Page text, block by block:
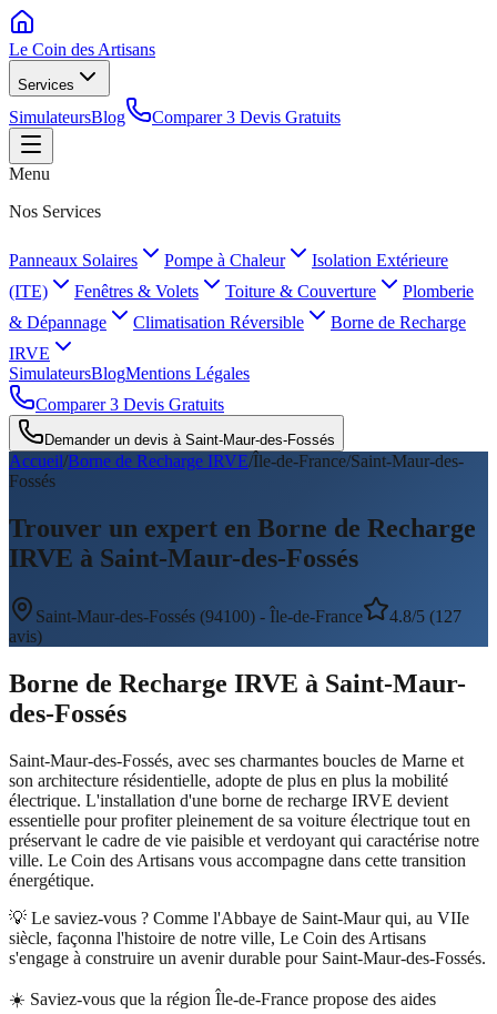
Le Coin des Artisans
Services
SimulateursBlog Comparer 3 Devis Gratuits
Menu
Nos Services
Panneaux Solaires Pompe à Chaleur
Isolation Extérieure
(ITE)
Fenêtres & Volets Toiture & Couverture
Plomberie
& Dépannage
Climatisation Réversible
Borne de Recharge
IRVE
SimulateursBlogMentions Légales
Comparer 3 Devis Gratuits
Demander un devis à Saint-Maur-des-Fossés
Accueil/Borne de Recharge IRVE/Île-de-France/Saint-Maur-des-
Fossés
Trouver un expert en Borne de Recharge
IRVE à Saint-Maur-des-Fossés
Saint-Maur-des-Fossés (94100) - Île-de-France
4.8/5 (127
avis)
Borne de Recharge IRVE à Saint-Maur-
des-Fossés
Saint-Maur-des-Fossés, avec ses charmantes boucles de Marne et
son architecture résidentielle, adopte de plus en plus la mobilité
électrique. L'installation d'une borne de recharge IRVE devient
essentielle pour profiter pleinement de sa voiture électrique tout en
préservant le cadre de vie paisible et verdoyant qui caractérise notre
ville. Le Coin des Artisans vous accompagne dans cette transition
énergétique.
💡 Le saviez-vous ? Comme l'Abbaye de Saint-Maur qui, au VIIe
siècle, façonna l'histoire de notre ville, Le Coin des Artisans
s'engage à construire un avenir durable pour Saint-Maur-des-Fossés.
☀️ Saviez-vous que la région Île-de-France propose des aides